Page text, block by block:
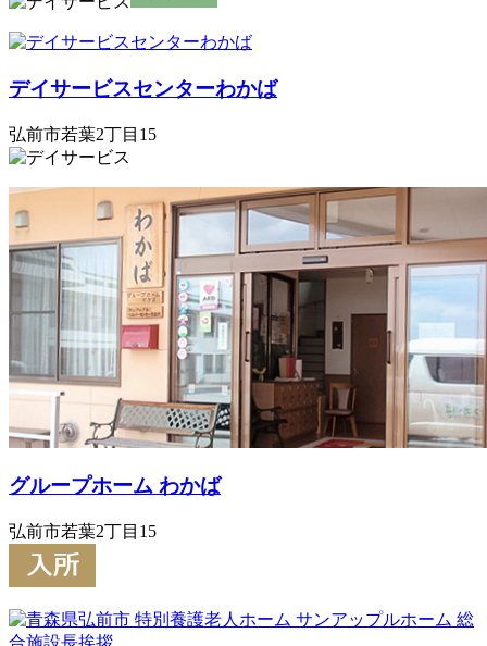
デイサービスセンターわかば
弘前市若葉2丁目15
グループホーム わかば
弘前市若葉2丁目15